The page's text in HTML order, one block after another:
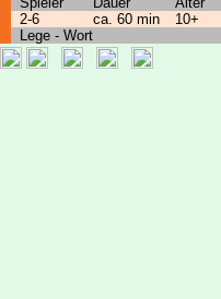
2-6
ca. 60 min 10+
Lege - Wort